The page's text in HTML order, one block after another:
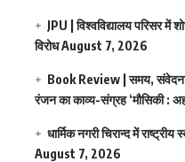
JPU | विश्वविद्यालय परिसर में
विरोधAugust 7, 2026
Book Review | समय, संवेदना
रंजन का काव्य-संग्रह ‘मौसिकी :
धार्मिक नगरी चिरान्द में
August 7, 2026